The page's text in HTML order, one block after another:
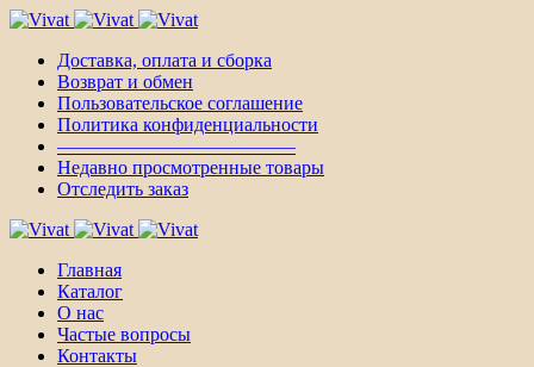
Доставка, оплата и сборка
Возврат и обмен
Пользовательское соглашение
Политика конфиденциальности
————————————–
Недавно просмотренные товары
Отследить заказ
Главная
Каталог
О нас
Частые вопросы
Контакты